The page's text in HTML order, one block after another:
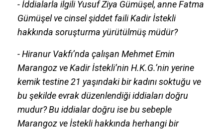
- İddialarla ilgili Yusuf Ziya Gümüşel, anne Fatma
Gümüşel ve cinsel şiddet faili Kadir İstekli
hakkında soruşturma yürütülmüş müdür?
- Hiranur Vakfı’nda çalışan Mehmet Emin
Marangoz ve Kadir İstekli’nin H.K.G.’nin yerine
kemik testine 21 yaşındaki bir kadını soktuğu ve
bu şekilde evrak düzenlendiği iddiaları doğru
mudur? Bu iddialar doğru ise bu sebeple
Marangoz ve İstekli hakkında herhangi bir